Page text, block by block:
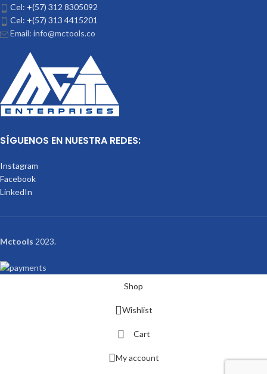
Cel: +(57) 312 8305092
Cel: +(57) 313 4415201
Email: info@mctools.co
SÍGUENOS EN NUESTRA REDES:
Instagram
Facebook
LinkedIn
Mctools 2023.
Shop
Wishlist
Cart
My account